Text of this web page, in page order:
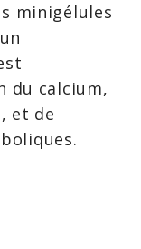
minigélules
du calcium,
et de
New Roots